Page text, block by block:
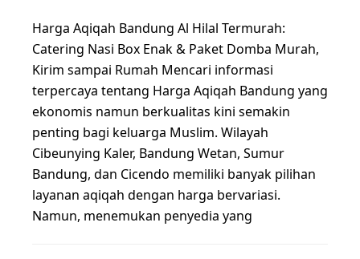
Harga Aqiqah Bandung Al Hilal Termurah:
Catering Nasi Box Enak & Paket Domba Murah,
Kirim sampai Rumah Mencari informasi
terpercaya tentang Harga Aqiqah Bandung yang
ekonomis namun berkualitas kini semakin
penting bagi keluarga Muslim. Wilayah
Cibeunying Kaler, Bandung Wetan, Sumur
Bandung, dan Cicendo memiliki banyak pilihan
layanan aqiqah dengan harga bervariasi.
Namun, menemukan penyedia yang